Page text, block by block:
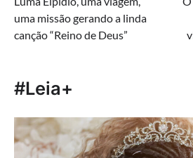
de
Post
uma missão gerando a linda
canção “Reino de Deus”
#Leia+